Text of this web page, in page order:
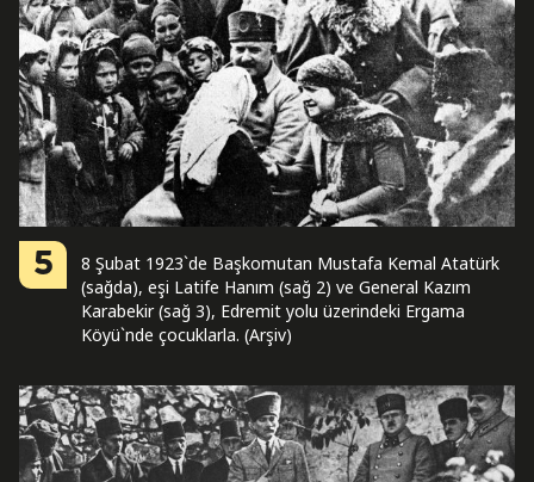
5
8 Şubat 1923`de Başkomutan Mustafa Kemal Atatürk
(sağda), eşi Latife Hanım (sağ 2) ve General Kazım
Karabekir (sağ 3), Edremit yolu üzerindeki Ergama
Köyü`nde çocuklarla. (Arşiv)